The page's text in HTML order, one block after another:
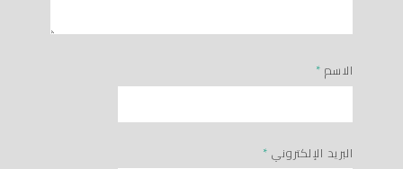
الاسم *
البريد الإلكتروني *